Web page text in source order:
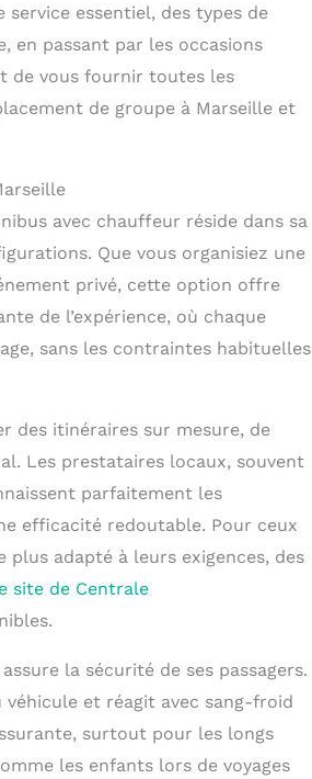
essentiel, des types de
en passant par les occasions
de vous fournir toutes les
de groupe à Marseille et
avec chauffeur réside dans sa
Que vous organisiez une
privé, cette option offre
de l’expérience, où chaque
sans les contraintes habituelles
des itinéraires sur mesure, de
Les prestataires locaux, souvent
parfaitement les
efficacité redoutable. Pour ceux
adapté à leurs exigences, des
site de Centrale
la sécurité de ses passagers.
et réagit avec sang-froid
surtout pour les longs
les enfants lors de voyages